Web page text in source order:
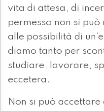
vita di attesa, di
permesso non si
alle possibilità di
diamo tanto per
studiare, lavorare,
eccetera.
Non si può accettare